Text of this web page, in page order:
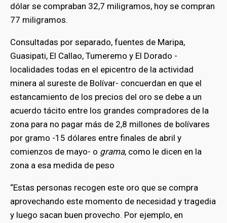
dólar se compraban 32,7 miligramos, hoy se compran
77 miligramos.
Consultadas por separado, fuentes de Maripa,
Guasipati, El Callao, Tumeremo y El Dorado -
localidades todas en el epicentro de la actividad
minera al sureste de Bolívar- concuerdan en que el
estancamiento de los precios del oro se debe a un
acuerdo tácito entre los grandes compradores de la
zona para no pagar más de 2,8 millones de bolívares
por gramo -15 dólares entre finales de abril y
comienzos de mayo- o grama, como le dicen en la
zona a esa medida de peso
“Estas personas recogen este oro que se compra
aprovechando este momento de necesidad y tragedia
y luego sacan buen provecho. Por ejemplo, en